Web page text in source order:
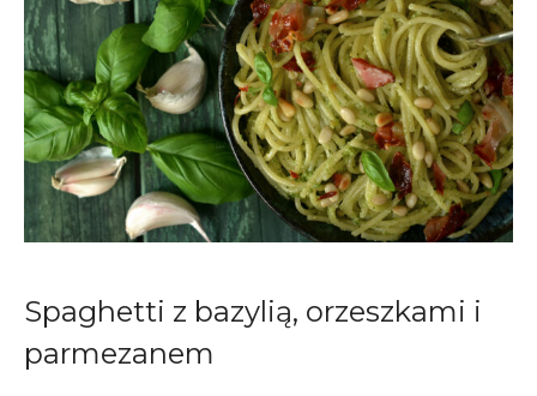
Spaghetti z bazylią, orzeszkami i
parmezanem